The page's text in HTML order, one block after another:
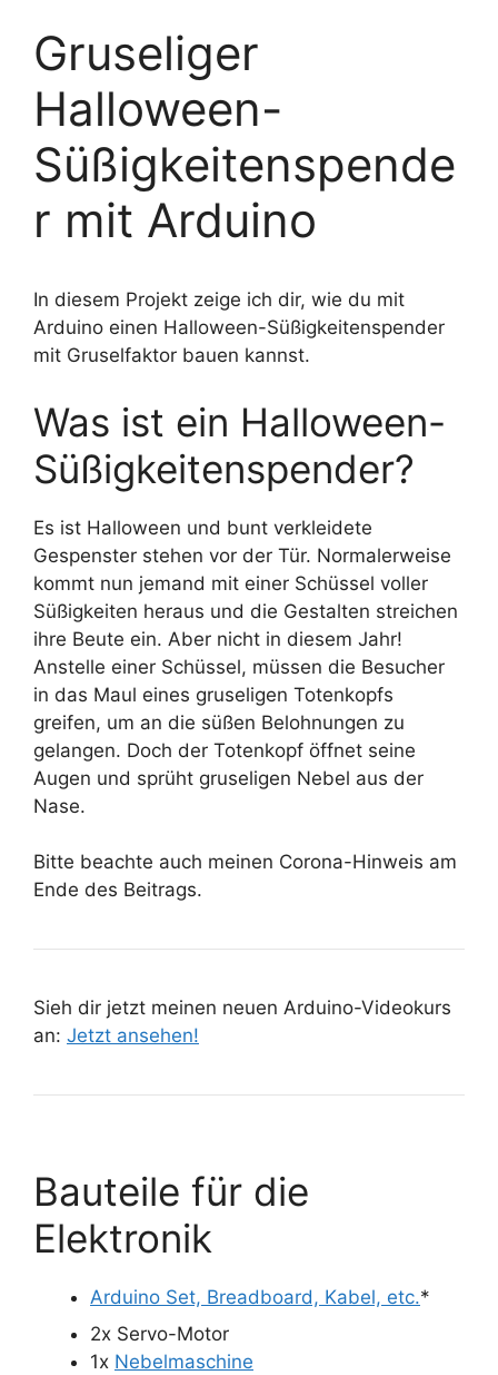
Gruseliger
Halloween-
Süßigkeitenspende
r mit Arduino
In diesem Projekt zeige ich dir, wie du mit
Arduino einen Halloween-Süßigkeitenspender
mit Gruselfaktor bauen kannst.
Was ist ein Halloween-
Süßigkeitenspender?
Es ist Halloween und bunt verkleidete
Gespenster stehen vor der Tür. Normalerweise
kommt nun jemand mit einer Schüssel voller
Süßigkeiten heraus und die Gestalten streichen
ihre Beute ein. Aber nicht in diesem Jahr!
Anstelle einer Schüssel, müssen die Besucher
in das Maul eines gruseligen Totenkopfs
greifen, um an die süßen Belohnungen zu
gelangen. Doch der Totenkopf öffnet seine
Augen und sprüht gruseligen Nebel aus der
Nase.
Bitte beachte auch meinen Corona-Hinweis am
Ende des Beitrags.
Sieh dir jetzt meinen neuen Arduino-Videokurs
an: Jetzt ansehen!
Bauteile für die
Elektronik
Arduino Set, Breadboard, Kabel, etc.*
2x Servo-Motor
1x Nebelmaschine